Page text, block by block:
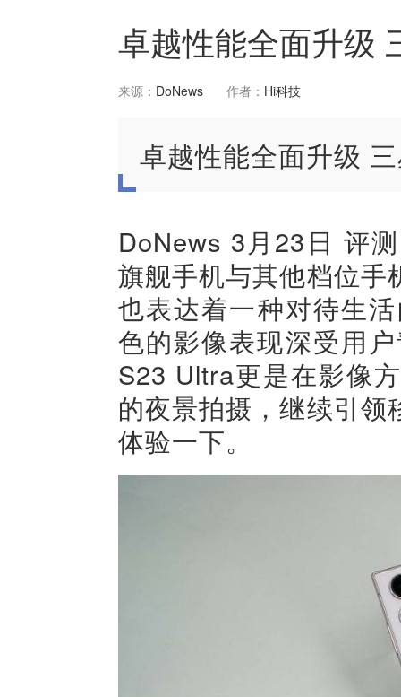
卓越性能全面升级
来源： DoNews 作者： Hi科技
卓越性能全面升级
DoNews 3月23日 评
旗舰手机与其他档位
也表达着一种对待生
色的影像表现深受用
S23 Ultra更是在影像
的夜景拍摄，继续引
体验一下。